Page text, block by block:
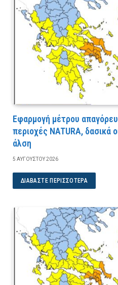
Εφαρμογή μέτρου
περιοχές NATURA, δασικά
άλση
5 ΑΥΓΟΎΣΤΟΥ 2026
ΔΙΑΒΆΣΤΕ ΠΕΡΙΣΣΌΤΕΡΑ